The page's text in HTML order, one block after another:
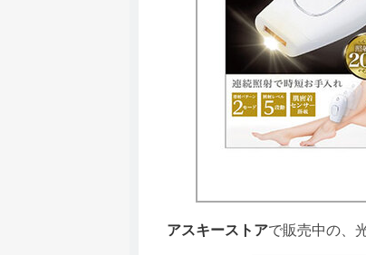
アスキーストアで販売中の、